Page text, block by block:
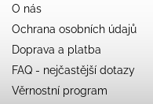
O nás
Ochrana osobních údajů
Doprava a platba
FAQ - nejčastější dotazy
Věrnostní program